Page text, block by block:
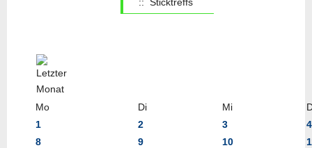
Mo Di Mi
1
2 3
4
8
9 10